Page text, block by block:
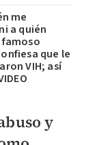
me
a quién
que le
VIH; así
y